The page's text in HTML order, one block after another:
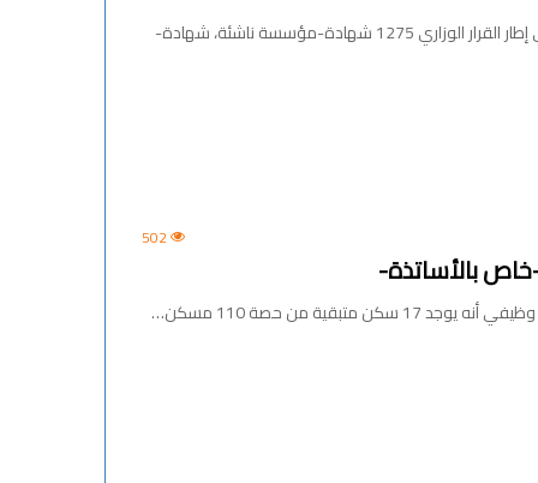
جانب من الإفتتاح_الرسمي لمناقشات مشاريع تخرج الطلبة في إطار القرار الوزاري 1275 شهادة-مؤسسة ناشئة، شهادة-
502
بالأساتذة-
من حصة 110 مسكن…